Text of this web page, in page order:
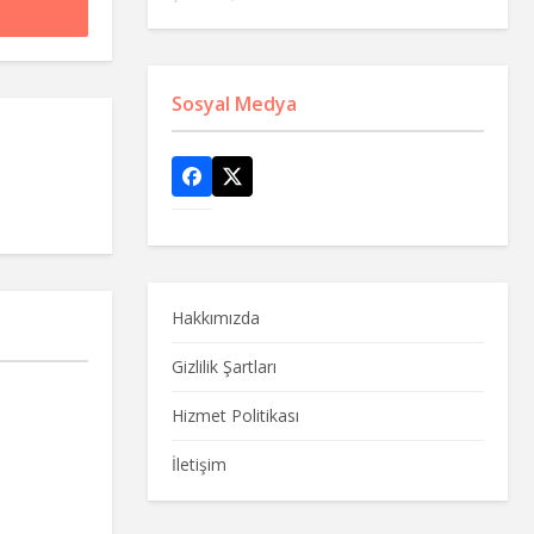
Sosyal Medya
Hakkımızda
Gizlilik Şartları
Hizmet Politikası
İletişim